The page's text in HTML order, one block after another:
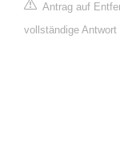
Antrag auf
vollständige